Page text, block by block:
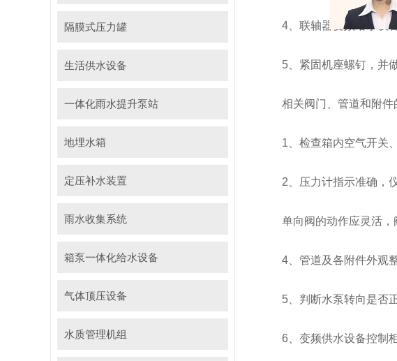
隔膜式压力罐
生活供水设备
一体化雨水提升泵站
地埋水箱
定压补水装置
雨水收集系统
箱泵一体化给水设备
气体顶压设备
水质管理机组
4、联轴器变频给水设备
5、紧固机座螺钉，并做
相关阀门、管道和附件
1、检查箱内空气开关、
2、压力计指示准确，仪
单向阀的动作应灵活，
4、管道及各附件外观整
5、判断水泵转向是否正
6、变频供水设备控制